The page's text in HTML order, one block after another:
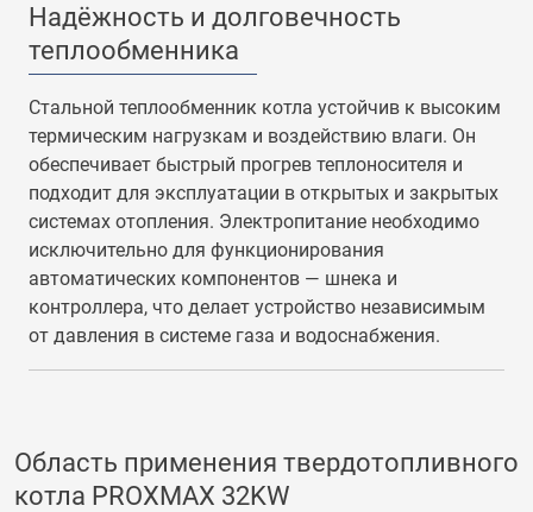
Надёжность и долговечность
теплообменника
Стальной теплообменник котла устойчив к высоким
термическим нагрузкам и воздействию влаги. Он
обеспечивает быстрый прогрев теплоносителя и
подходит для эксплуатации в открытых и закрытых
системах отопления. Электропитание необходимо
исключительно для функционирования
автоматических компонентов — шнека и
контроллера, что делает устройство независимым
от давления в системе газа и водоснабжения.
Область применения твердотопливного
котла PROXMAX 32KW